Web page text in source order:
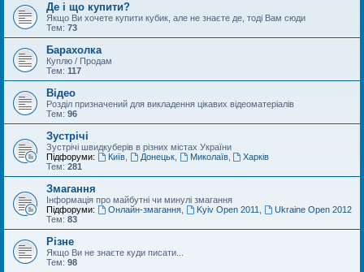
Де і що купити?
Якщо Ви хочете купити кубик, але не знаєте де, тоді Вам сюди
Тем: 73
Барахолка
Куплю / Продам
Тем: 117
Відео
Розділ призначений для викладення цікавих відеоматеріалів
Тем: 96
Зустрічі
Зустрічі швидкуберів в різних містах України
Підфоруми:
Київ, Донецьк, Миколаїв,
Харків
Тем: 281
Змагання
Інформація про майбутні чи минулі змагання
Підфоруми:
Онлайн-змагання, Kyiv Open 2011
Ukraine Open 2012
Тем: 83
Різне
Якщо Ви не знаєте куди писати...
Тем: 98